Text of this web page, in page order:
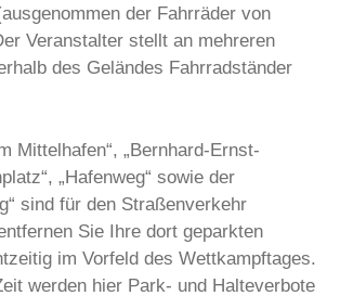
der Fahrräder von
Veranstalter stellt an mehreren
des Geländes Fahrradständer
Mittelhafen“, „Bernhard-Ernst-
„Hafenweg“ sowie der
sind für den Straßenverkehr
Sie Ihre dort geparkten
im Vorfeld des Wettkampftages.
werden hier Park- und Halteverbote